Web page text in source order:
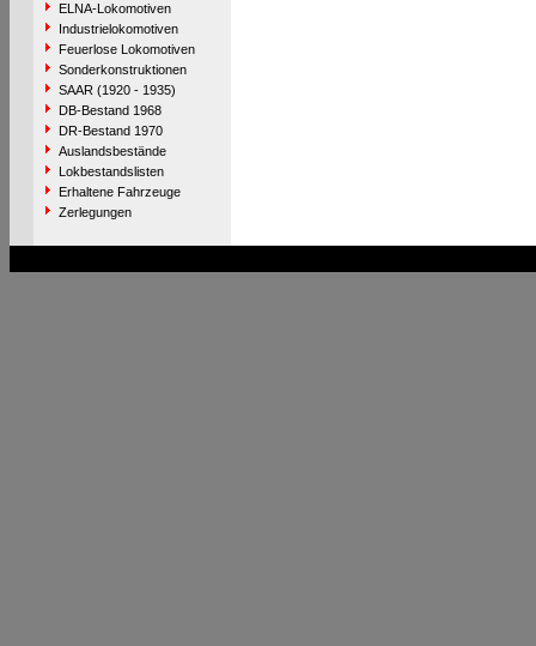
ELNA-Lokomotiven
Industrielokomotiven
Feuerlose Lokomotiven
Sonderkonstruktionen
SAAR (1920 - 1935)
DB-Bestand 1968
DR-Bestand 1970
Auslandsbestände
Lokbestandslisten
Erhaltene Fahrzeuge
Zerlegungen